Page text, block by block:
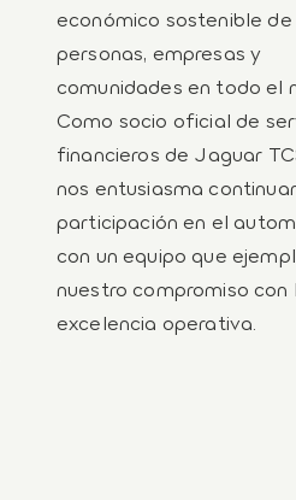
económico sostenible de
personas, empresas y
comunidades en todo el
Como socio oficial de
financieros de Jaguar
nos entusiasma
participación en el
con un equipo que
nuestro compromiso con
excelencia operativa.